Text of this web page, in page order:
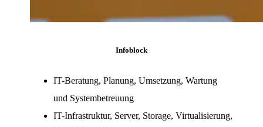
Infoblock
IT-Beratung, Planung, Umsetzung, Wartung
und Systembetreuung
IT-Infrastruktur, Server, Storage, Virtualisierung,